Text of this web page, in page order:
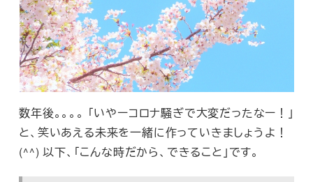
数年後。。。。 「いやーコロナ騒ぎで大変だったなー！」
と、笑いあえる未来を一緒に作っていきましょうよ！
(^^) 以下、「こんな時だから、できること」です。